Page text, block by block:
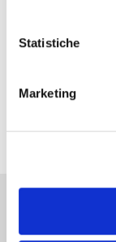
Statistiche
Marketing